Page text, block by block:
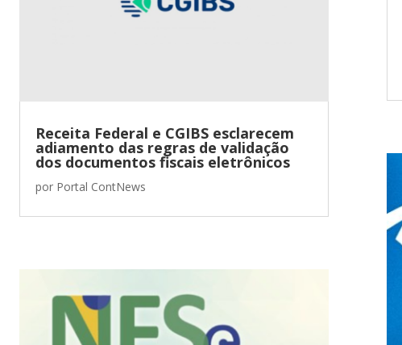
Receita Federal e CGIBS esclarecem
adiamento das regras de validação
dos documentos fiscais eletrônicos
por Portal ContNews